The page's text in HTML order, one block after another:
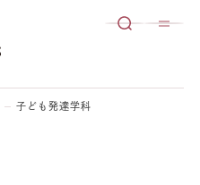
子ども発達学科